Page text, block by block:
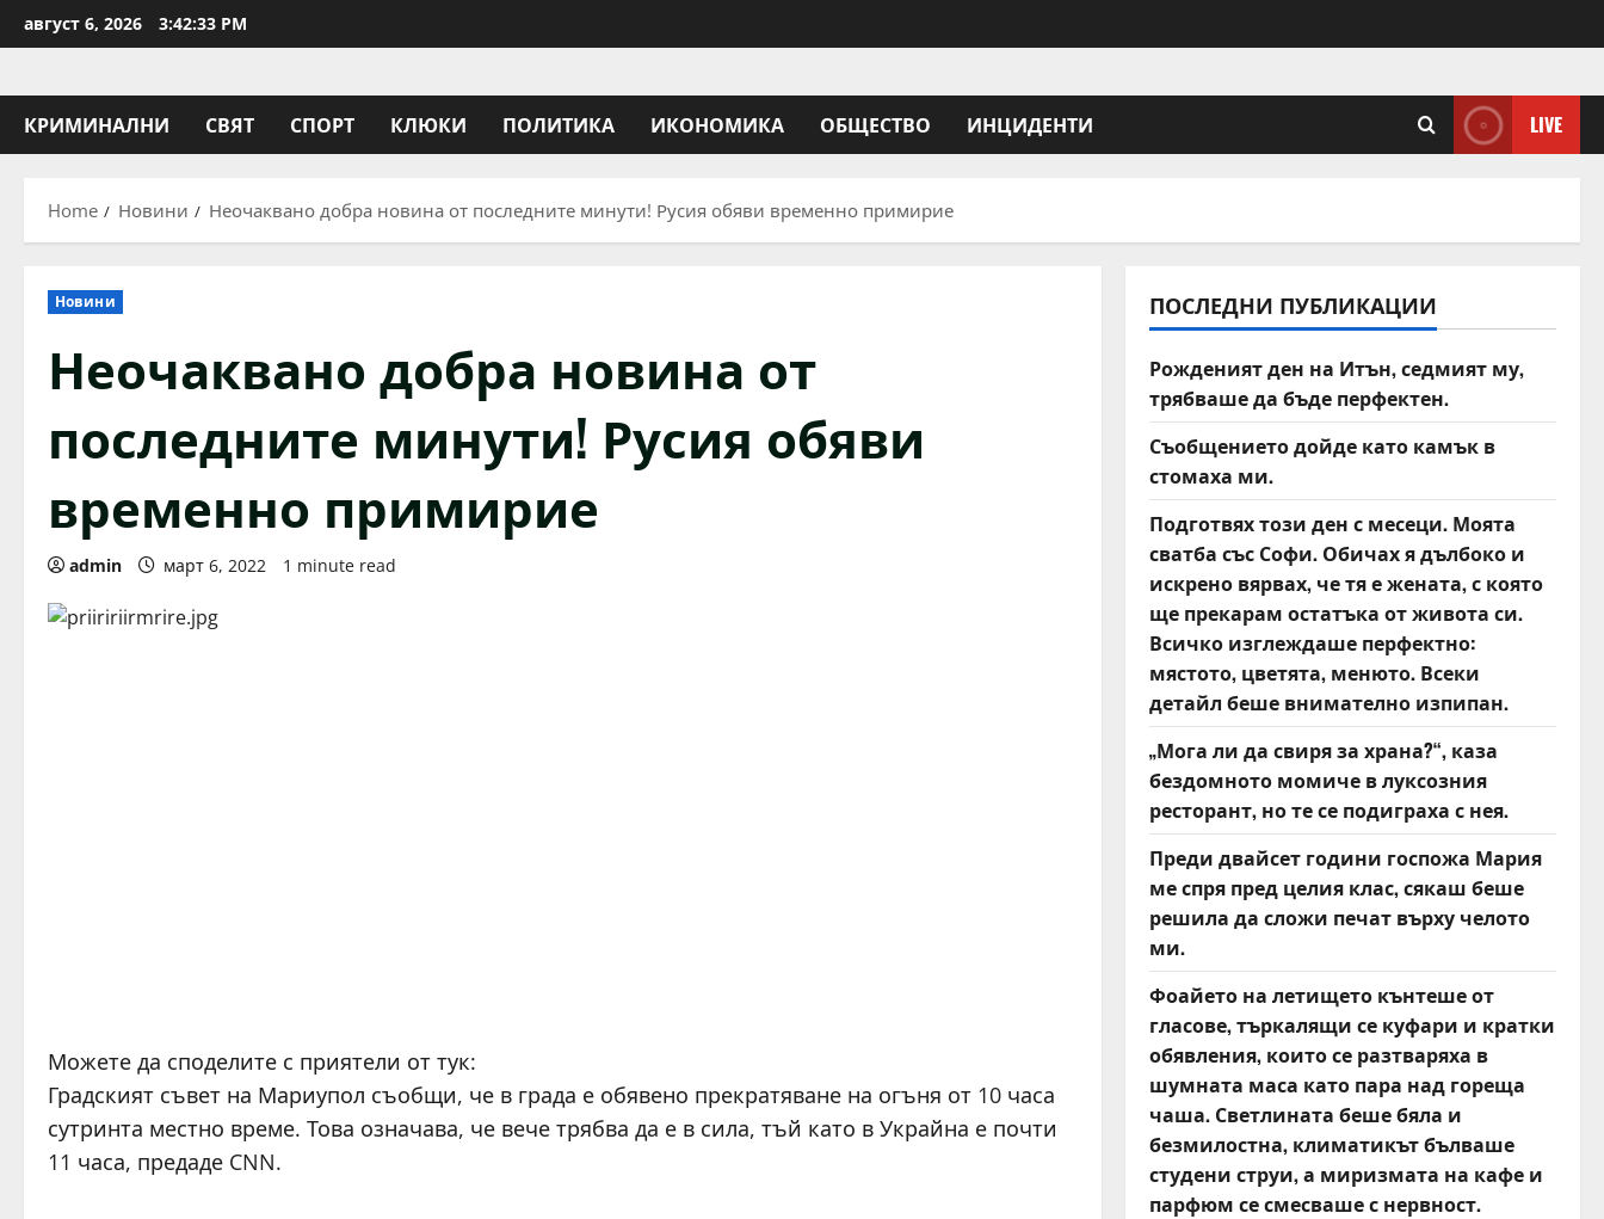
to
август 6, 2026 3:42:34 PM
КРИМИНАЛНИ СВЯТ СПОРТ КЛЮКИ ПОЛИТИКА ИКОНОМИКА ОБЩЕСТВО ИНЦИДЕНТИ LIVE
Home Новини Неочаквано добра новина от последните минути! Русия обяви временно примирие
Новини
Неочаквано добра новина от
последните минути! Русия обяви
временно примирие
admin март 6, 2022 1 minute read
Можете да споделите с приятели от тук:
Градският съвет на Мариупол съобщи, че в града е обявено прекратяване на огъня от 10 часа
сутринта местно време. Това означава, че вече трябва да е в сила, тъй като в Украйна е почти
11 часа, предаде CNN.
ПОСЛЕДНИ ПУБЛИКАЦИИ
Рожденият ден на Итън, седмият му,
трябваше да бъде перфектен.
Съобщението дойде като камък в
стомаха ми.
Подготвях този ден с месеци. Моята
сватба със Софи. Обичах я дълбоко и
искрено вярвах, че тя е жената, с която
ще прекарам остатъка от живота си.
Всичко изглеждаше перфектно:
мястото, цветята, менюто. Всеки
детайл беше внимателно изпипан.
„Мога ли да свиря за храна?“, каза
бездомното момиче в луксозния
ресторант, но те се подиграха с нея.
Преди двайсет години госпожа Мария
ме спря пред целия клас, сякаш беше
решила да сложи печат върху челото
ми.
Фоайето на летището кънтеше от
гласове, търкалящи се куфари и кратки
обявления, които се разтваряха в
шумната маса като пара над гореща
чаша. Светлината беше бяла и
безмилостна, климатикът бълваше
студени струи, а миризмата на кафе и
парфюм се смесваше с нервност.